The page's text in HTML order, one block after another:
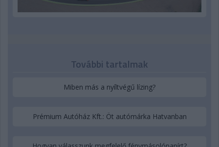
További tartalmak
Miben más a nyíltvégű lízing?
Prémium Autóház Kft.: Öt autómárka Hatvanban